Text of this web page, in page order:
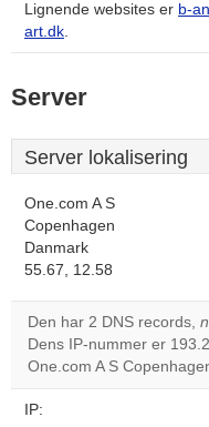
Lignende websites er b-
art.dk.
Server
Server lokalisering
One.com A S
Copenhagen
Danmark
55.67, 12.58
Den har 2 DNS records,
Dens IP-nummer er
One.com A S
IP: